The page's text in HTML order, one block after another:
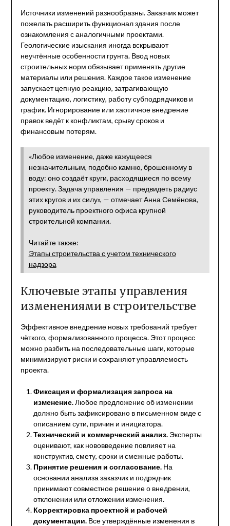
Источники изменений разнообразны. Заказчик может
пожелать расширить функционал здания после
ознакомления с аналогичными проектами.
Геологические изыскания иногда вскрывают
неучтённые особенности грунта. Ввод новых
строительных норм обязывает применять другие
материалы или решения. Каждое такое изменение
запускает цепную реакцию, затрагивающую
документацию, логистику, работу субподрядчиков и
график. Игнорирование или хаотичное внедрение
правок ведёт к конфликтам, срыву сроков и
финансовым потерям.
«Любое изменение, даже кажущееся
незначительным, подобно камню, брошенному в
воду: оно создаёт круги, расходящиеся по всему
проекту. Задача управления — предвидеть радиус
этих кругов и их силу», — отмечает Анна Семёнова,
руководитель проектного офиса крупной
строительной компании.
Читайте также:
Этапы строительства с учетом технического
надзора
Ключевые этапы управления
изменениями в строительстве
Эффективное внедрение новых требований требует
чёткого, формализованного процесса. Этот процесс
можно разбить на последовательные шаги, которые
минимизируют риски и сохраняют управляемость
проекта.
Фиксация и формализация запроса на
изменение.Любое предложение об изменении
должно быть зафиксировано в письменном виде с
описанием сути, причин и инициатора.
Технический и коммерческий анализ.Эксперты
оценивают, как нововведение повлияет на
конструктив, смету, сроки и смежные работы.
Принятие решения и согласование.На
основании анализа заказчик и подрядчик
принимают совместное решение о внедрении,
отклонении или отложении изменения.
Корректировка проектной и рабочей
документации.Все утверждённые изменения в